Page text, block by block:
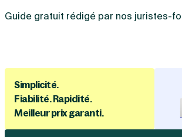
Guide gratuit rédigé par nos juristes-
Simplicité.
Fiabilité. Rapidité.
Meilleur prix garanti.